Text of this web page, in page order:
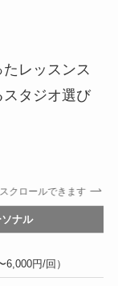
レッスンス
タジオ選び
スクロールできます
ナル
6,000円/回）